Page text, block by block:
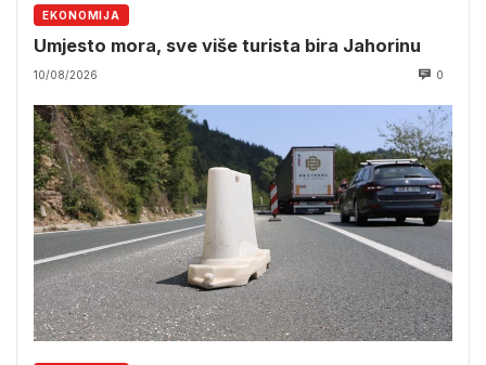
EKONOMIJA
Umjesto mora, sve više turista bira Jahorinu
10/08/2026 0